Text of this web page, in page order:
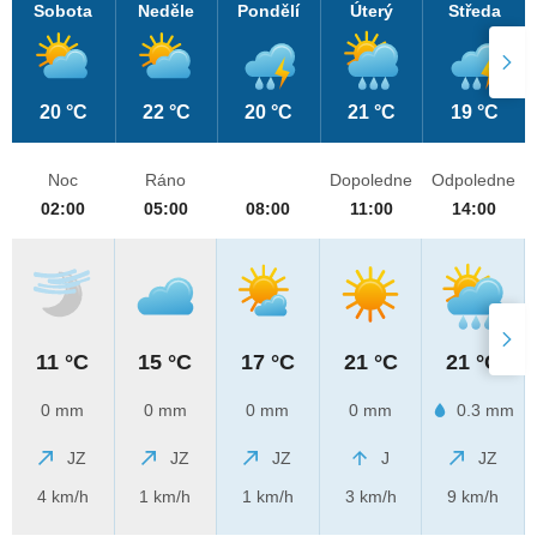
Sobota
20 °C
Neděle
22 °C
Pondělí
20 °C
Úterý
21 °C
Středa
19 °C
Noc
02:00
11 °C
0 mm
JZ
4 km/h
Ráno
05:00
15 °C
0 mm
JZ
1 km/h
08:00
17 °C
0 mm
JZ
1 km/h
Dopoledne
11:00
21 °C
0 mm
J
3 km/h
Odpoledne
14:00
21 °C
0.3 mm
JZ
9 km/h